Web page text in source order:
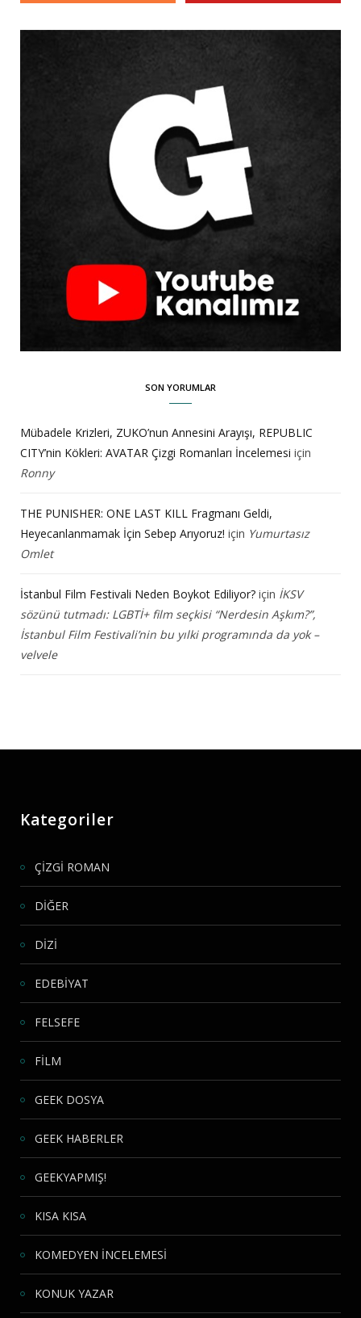
SON YORUMLAR
Mübadele Krizleri, ZUKO’nun Annesini Arayışı, REPUBLIC
CITY’nin Kökleri: AVATAR Çizgi Romanları İncelemesi için
Ronny
THE PUNISHER: ONE LAST KILL Fragmanı Geldi,
Heyecanlanmamak İçin Sebep Arıyoruz! için Yumurtasız
Omlet
İstanbul Film Festivali Neden Boykot Ediliyor? için İKSV
sözünü tutmadı: LGBTİ+ film seçkisi “Nerdesin Aşkım?”,
İstanbul Film Festivali’nin bu yılki programında da yok –
velvele
Kategoriler
ÇİZGİ ROMAN
DİĞER
DİZİ
EDEBİYAT
FELSEFE
FİLM
GEEK DOSYA
GEEK HABERLER
GEEKYAPMIŞ!
KISA KISA
KOMEDYEN İNCELEMESİ
KONUK YAZAR